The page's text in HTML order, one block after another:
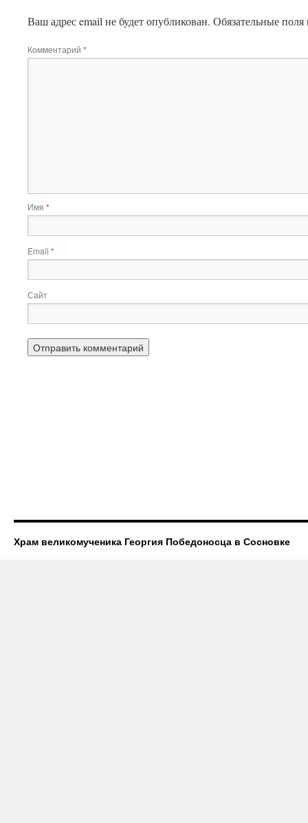
Ваш адрес email не будет опубликован. Обязательные
Комментарий *
Имя *
Email *
Сайт
Храм великомученика Георгия Победоносца в Сосновке